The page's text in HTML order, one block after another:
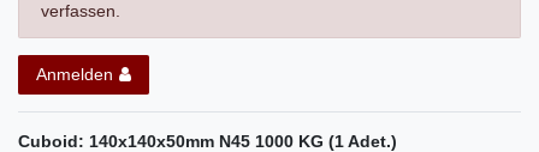
verfassen.
Anmelden
Cuboid: 140x140x50mm N45 1000 KG (1 Adet.)